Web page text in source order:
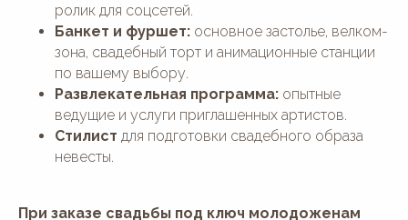
ролик для соцсетей.
Банкет и фуршет: основное застолье, велком-
зона, свадебный торт и анимационные станции
по вашему выбору.
Развлекательная программа: опытные
ведущие и услуги приглашенных артистов.
Стилист для подготовки свадебного образа
невесты.
При заказе свадьбы под ключ молодоженам
Свадьбы от 1 млн руб
АКЦИИ
74993508474
House_for_Wedding
Написать в MAX:
Написать в WhatsApp:
+7(964)777-84-74